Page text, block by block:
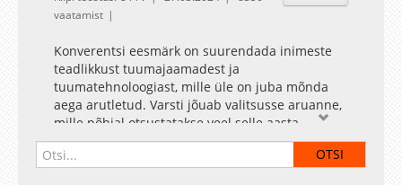
vaatamist
Konverentsi eesmärk on suurendada inimeste
teadlikkust tuumajaamadest ja
tuumatehnoloogiast, mille üle on juba mõnda
aega arutletud. Varsti jõuab valitsusse aruanne,
mille põhjal otsustatakse veel selle aasta
esimesel poolel, kas Eestisse võiks tulla
tuumajaam või mitte. Seepärast on inimeste